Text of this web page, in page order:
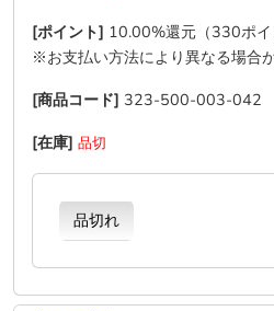
[ポイント] 10.00%還元（330ポイ
※お支払い方法により異なる場合が
[商品コード] 323-500-003-042
[在庫] 品切
品切れ